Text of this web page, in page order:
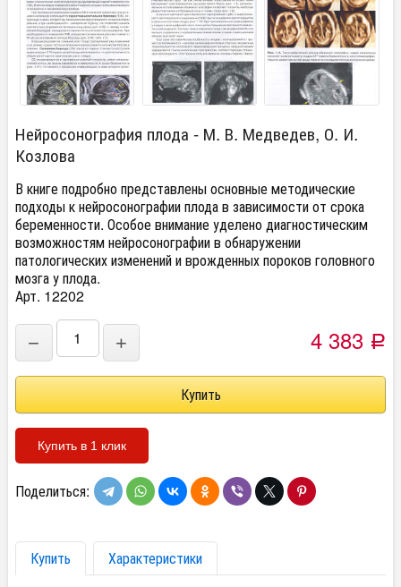
Нейросонография плода - М. В. Медведев, О. И.
Козлова
В книге подробно представлены основные методические
подходы к нейросонографии плода в зависимости от срока
беременности. Особое внимание уделено диагностическим
возможностям нейросонографии в обнаружении
патологических изменений и врожденных пороков головного
мозга у плода.
Арт. 12202
− + 4 383 Р
Купить в 1 клик
Поделиться:
Купить
Характеристики